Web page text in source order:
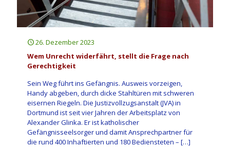
26. Dezember 2023
Wem Unrecht widerfährt, stellt die Frage nach
Gerechtigkeit
Sein Weg führt ins Gefängnis. Ausweis vorzeigen,
Handy abgeben, durch dicke Stahltüren mit schweren
eisernen Riegeln. Die Justizvollzugsanstalt (JVA) in
Dortmund ist seit vier Jahren der Arbeitsplatz von
Alexander Glinka. Er ist katholischer
Gefängnisseelsorger und damit Ansprechpartner für
die rund 400 Inhaftierten und 180 Bediensteten – […]